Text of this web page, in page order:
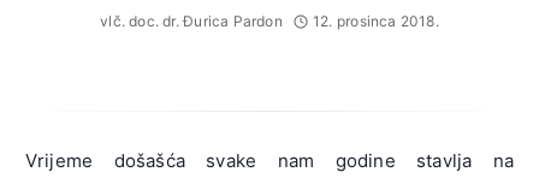
vlč. doc. dr. Đurica Pardon 12. prosinca 2018.
Vrijeme došašća svake nam godine stavlja na